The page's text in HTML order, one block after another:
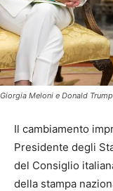
Giorgia Meloni e Donald
Il cambiamento
Presidente degli
del Consiglio
della stampa